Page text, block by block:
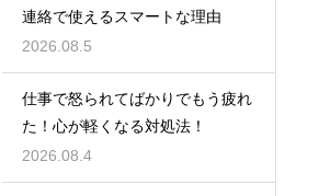
連絡で使えるスマートな理由
2026.08.5
仕事で怒られてばかりでもう疲れ
た！心が軽くなる対処法！
2026.08.4